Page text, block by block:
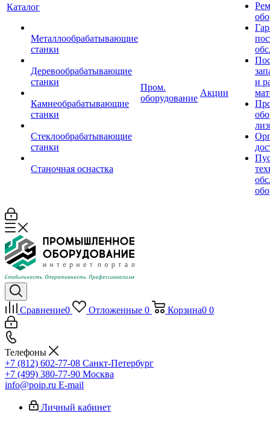
Каталог
Металлообрабатывающие
станки
Деревообрабатывающие
станки
Камнеобрабатывающие
станки
Стеклообрабатывающие
станки
Станочная оснастка
Пром.
оборудование
Акции
и
Сравнение0 Отложенные 0 Корзина0 0
Телефоны
+7 (812) 602-77-08 Санкт-Петербург
+7 (499) 380-77-90 Москва
info@poip.ru E-mail
Личный кабинет